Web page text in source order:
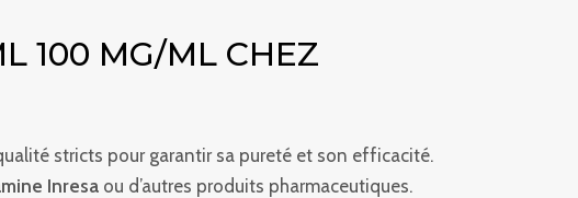
100 MG/ML CHEZ
stricts pour garantir sa pureté et son efficacité.
Inresa ou d’autres produits pharmaceutiques.